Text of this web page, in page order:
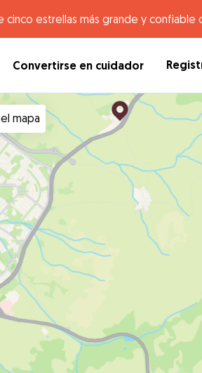
estrellas más grande y confiable
Convertirse en cuidador
mapa